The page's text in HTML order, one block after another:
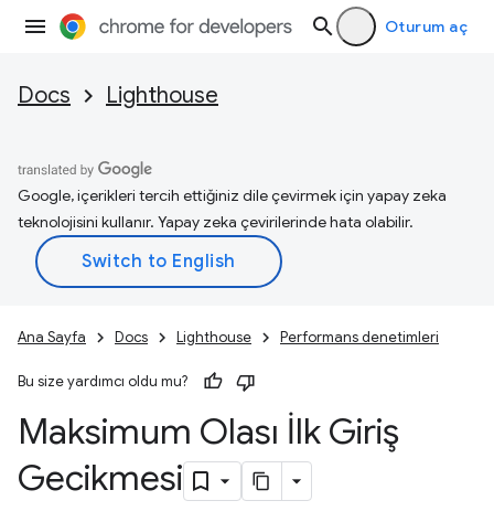
Oturum aç
Docs Lighthouse
Google, içerikleri tercih ettiğiniz dile çevirmek için yapay zeka
teknolojisini kullanır. Yapay zeka çevirilerinde hata olabilir.
Ana Sayfa Docs Lighthouse Performans denetimleri
Bu size yardımcı oldu mu?
Maksimum Olası İlk Giriş
Gecikmesi